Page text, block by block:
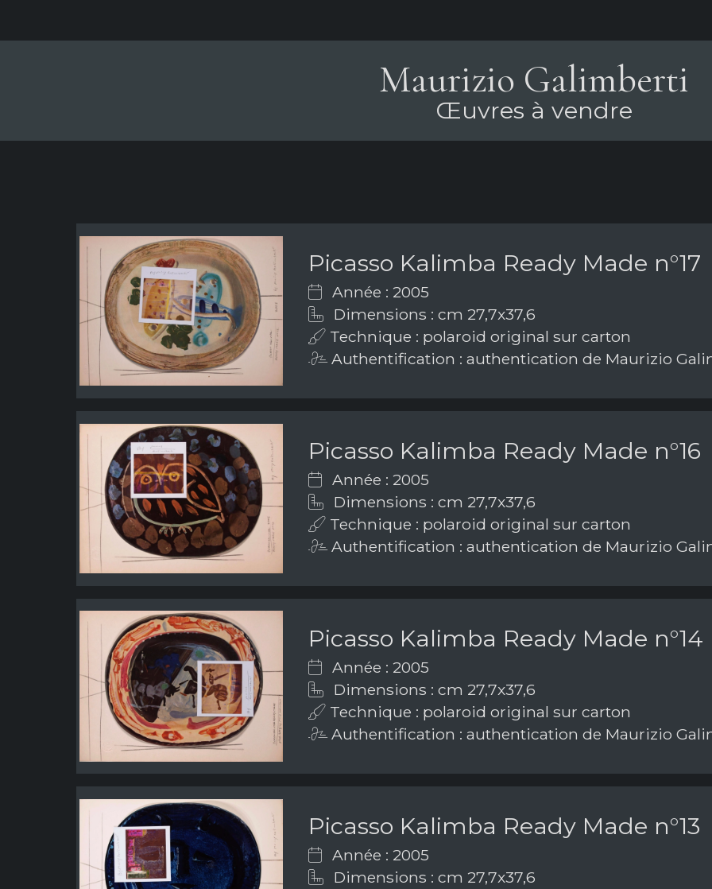
Maurizio Galimberti
Œuvres à vendre
Picasso Kalimba Ready Made n°17
Année : 2005
Dimensions : cm 27,7x37,6
Technique : polaroid original sur carton
Authentification : authentication de Maurizio
Picasso Kalimba Ready Made n°16
Année : 2005
Dimensions : cm 27,7x37,6
Technique : polaroid original sur carton
Authentification : authentication de Maurizio
Picasso Kalimba Ready Made n°14
Année : 2005
Dimensions : cm 27,7x37,6
Technique : polaroid original sur carton
Authentification : authentication de Maurizio
Picasso Kalimba Ready Made n°13
Année : 2005
Dimensions : cm 27,7x37,6